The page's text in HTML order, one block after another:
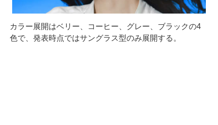
カラー展開はベリー、コーヒー、グレー、ブラックの4
色で、発表時点ではサングラス型のみ展開する。